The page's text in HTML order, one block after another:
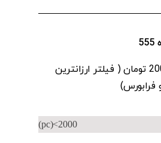
فیلتر قیمت‌ زیر 200 تومان ( فیلتر ارزانترین
فرابورس)
(pc)<2000